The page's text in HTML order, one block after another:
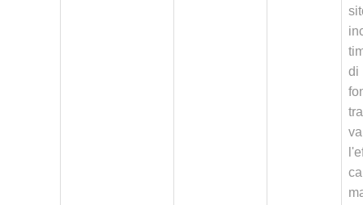
di